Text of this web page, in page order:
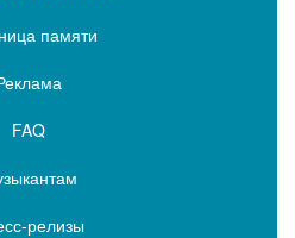
памяти
FAQ
релизы